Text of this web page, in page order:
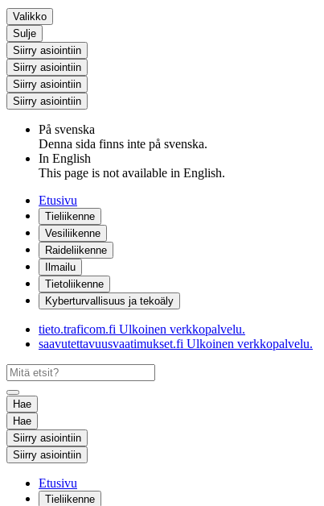
Valikko
Sulje
Siirry asiointiin
Siirry asiointiin
Siirry asiointiin
Siirry asiointiin
På svenska
Denna sida finns inte på svenska.
In English
This page is not available in English.
Etusivu
Tieliikenne
Vesiliikenne
Raideliikenne
Ilmailu
Tietoliikenne
Kyberturvallisuus ja tekoäly
tieto.traficom.fi Ulkoinen verkkopalvelu.
saavutettavuusvaatimukset.fi Ulkoinen verkkopalvelu.
Hae
Hae
Siirry asiointiin
Siirry asiointiin
Etusivu
Tieliikenne